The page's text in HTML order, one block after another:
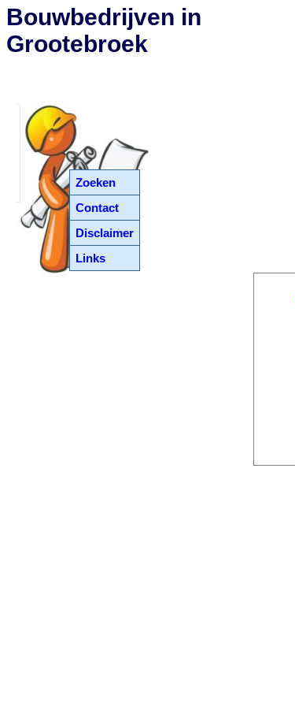
Zoeken
Contact
Disclaimer
Links
Bouwbedrijven in
Grootebroek